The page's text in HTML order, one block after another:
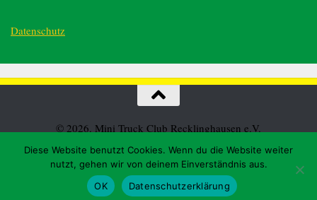
Datenschutz
© 2026. Mini Truck Club Recklinghausen e.V.
Diese Website benutzt Cookies. Wenn du die Website weiter
nutzt, gehen wir von deinem Einverständnis aus.
OK
Datenschutzerklärung